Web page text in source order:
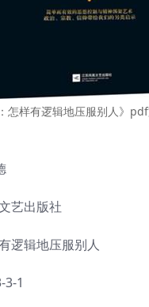
怎样有逻辑地压服别人》
艺出版社
逻辑地压服别人
3-1